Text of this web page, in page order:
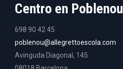
Centro en Poblenou
698 90 42 45
poblenou@allegrettoescola.com
Avinguda Diagonal, 145